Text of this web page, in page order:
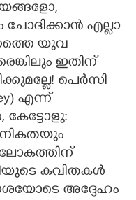
ചോദിക്കാൻ എല്ലാ
യുവ
ഇതിന്
പെർസി
എന്ന്
കേട്ടോളു:
കവിതകൾ
അദ്ദേഹം